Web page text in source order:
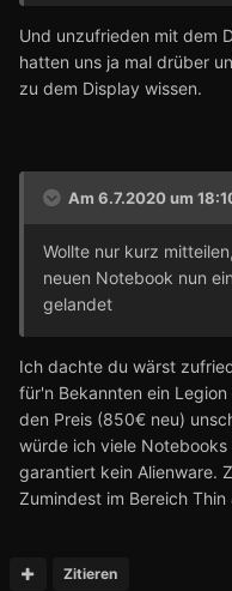
Und unzufrieden mit dem
hatten uns ja mal drüber
zu dem Display wissen.
Am 6.7.2020 um
Wollte nur kurz
neuen Notebook nun
gelandet
Ich dachte du wärst
für'n Bekannten ein
den Preis (850€ neu)
würde ich viele
garantiert kein Alienware.
Zumindest im Bereich Thin
Zitieren